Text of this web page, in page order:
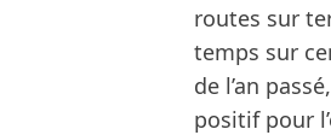
routes sur
temps sur
de l’an
positif pour